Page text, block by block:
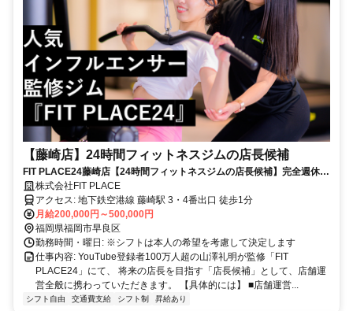
【藤崎店】24時間フィットネスジムの店長候補
FIT PLACE24藤崎店【24時間フィットネスジムの店長候補】完全週休2
日制／インセンティブあり／FIT PLACE24の利用無料／フリーな働き
方！
株式会社FIT PLACE
アクセス: 地下鉄空港線 藤崎駅 3・4番出口 徒歩1分
月給200,000円～500,000円
福岡県福岡市早良区
勤務時間・曜日: ※シフトは本人の希望を考慮して決定します
仕事内容: YouTube登録者100万人超の山澤礼明が監修「FIT
PLACE24」にて、 将来の店長を目指す「店長候補」として、店舗運
営全般に携わっていただきます。 【具体的には】 ■店舗運営...
シフト自由 交通費支給 シフト制 昇給あり